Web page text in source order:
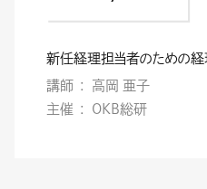
新任経理担当者のための
講師
高岡 亜子
主催
OKB総研